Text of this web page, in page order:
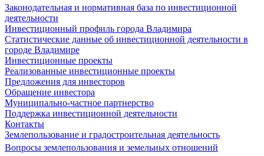
Законодательная и нормативная база по инвестиционной
деятельности
Инвестиционный профиль города Владимира
Статистические данные об инвестиционной деятельности в
городе Владимире
Инвестиционные проекты
Реализованные инвестиционные проекты
Предложения для инвесторов
Обращение инвестора
Муниципально-частное партнерство
Поддержка инвестиционной деятельности
Контакты
Землепользование и градостроительная деятельность
Вопросы землепользования и земельных отношений